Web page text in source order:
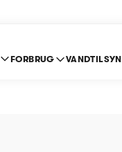
FORBRUG VANDTILSYN